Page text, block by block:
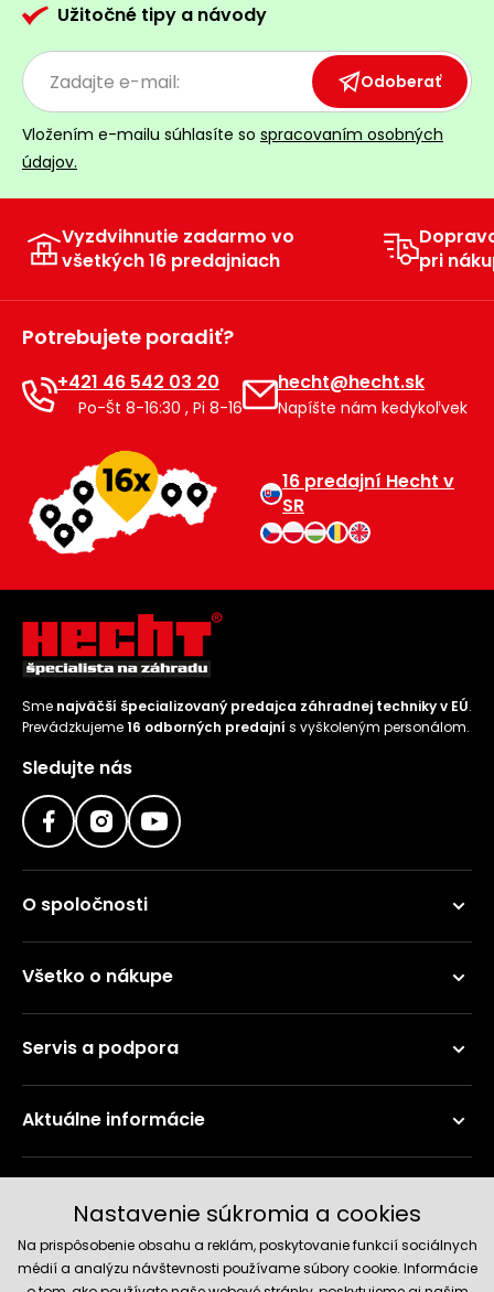
Užitočné tipy a návody
Odoberať
Vložením e-mailu súhlasíte so spracovaním osobných
údajov.
Vyzdvihnutie zadarmo vo
všetkých 16 predajniach
pri
Potrebujete poradiť?
+421 46 542 03 20
Po-Št 8-16:30 , Pi 8-16
hecht@hecht.sk
Napíšte nám kedykoľvek
16 predajní Hecht v
SR
Sme najväčší špecializovaný predajca záhradnej techniky v EÚ.
Prevádzkujeme16 odborných predajní s vyškoleným personálom.
Sledujte nás
O spoločnosti
Všetko o nákupe
Servis a podpora
Aktuálne informácie
Nastavenie súkromia a cookies
Na prispôsobenie obsahu a reklám, poskytovanie funkcií sociálnych
médií a analýzu návštevnosti používame súbory cookie. Informácie